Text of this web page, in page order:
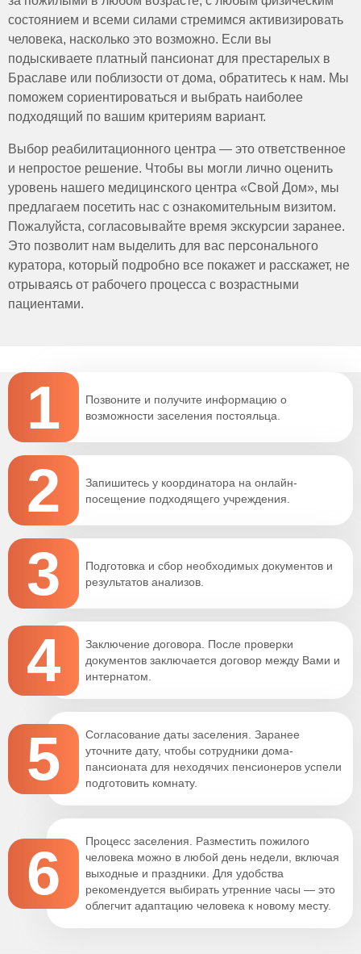
и, при необходимости, медикаментозную поддержку.
Обычно перистальтика нормализуется в течение 2-3
дней. При сложных случаях может потребоваться
больше времени.
состоянием и всеми силами стремимся активизировать
человека, насколько это возможно. Если вы
подыскиваете платный пансионат для престарелых в
Браславе или поблизости от дома, обратитесь к нам. Мы
поможем сориентироваться и выбрать наиболее
подходящий по вашим критериям вариант.
Выбор реабилитационного центра — это ответственное
и непростое решение. Чтобы вы могли лично оценить
уровень нашего медицинского центра «Свой Дом», мы
предлагаем посетить нас с ознакомительным визитом.
Пожалуйста, согласовывайте время экскурсии заранее.
Это позволит нам выделить для вас персонального
куратора, который подробно все покажет и расскажет, не
отрываясь от рабочего процесса с возрастными
пациентами.
1
Позвоните и получите информацию о
возможности заселения постояльца.
2
Запишитесь у координатора на онлайн-
посещение подходящего учреждения.
3
Подготовка и сбор необходимых документов и
результатов анализов.
4
Заключение договора. После проверки
документов заключается договор между Вами и
интернатом.
5
Согласование даты заселения. Заранее
уточните дату, чтобы сотрудники дома-
пансионата для неходячих пенсионеров успели
подготовить комнату.
6
Процесс заселения. Разместить пожилого
человека можно в любой день недели, включая
выходные и праздники. Для удобства
рекомендуется выбирать утренние часы — это
облегчит адаптацию человека к новому месту.